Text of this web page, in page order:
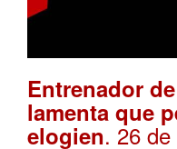
Entrenador
lamenta que
elogien. 26